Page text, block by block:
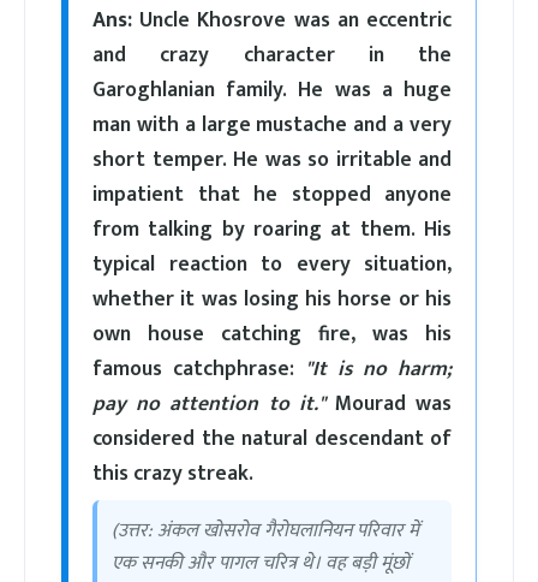
Ans: Uncle Khosrove was an eccentric
and crazy character in the
Garoghlanian family. He was a huge
man with a large mustache and a very
short temper. He was so irritable and
impatient that he stopped anyone
from talking by roaring at them. His
typical reaction to every situation,
whether it was losing his horse or his
own house catching fire, was his
famous catchphrase: "It is no harm;
pay no attention to it."Mourad was
considered the natural descendant of
this crazy streak.
(उत्तर: अंकल खोसरोव गैरोघलानियन परिवार में
एक सनकी और पागल चरित्र थे। वह बड़ी मूंछों